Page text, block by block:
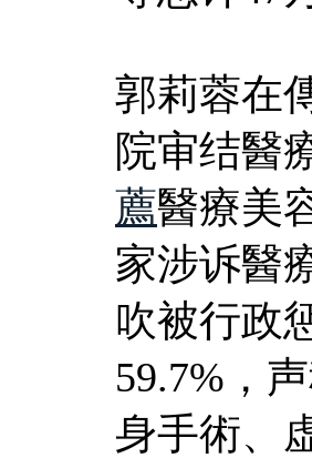
郭莉蓉在
院审结醫
薦醫療美
家涉诉醫
吹被行政
59.7%，
身手術、